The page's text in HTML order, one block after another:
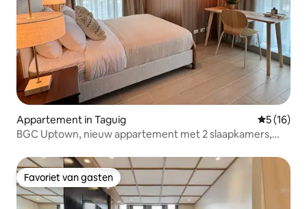
Appartement in Taguig
5 (16)
BGC Uptown, nieuw appartement met 2 slaapkamers,
Favoriet van gasten
Favoriet van gasten